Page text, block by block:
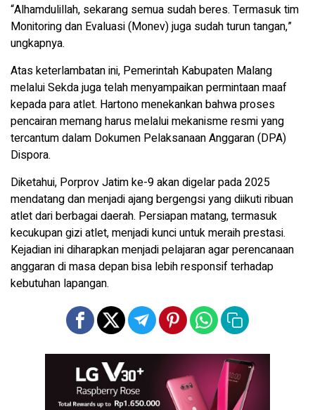
“Alhamdulillah, sekarang semua sudah beres. Termasuk tim
Monitoring dan Evaluasi (Monev) juga sudah turun tangan,”
ungkapnya.
Atas keterlambatan ini, Pemerintah Kabupaten Malang
melalui Sekda juga telah menyampaikan permintaan maaf
kepada para atlet. Hartono menekankan bahwa proses
pencairan memang harus melalui mekanisme resmi yang
tercantum dalam Dokumen Pelaksanaan Anggaran (DPA)
Dispora.
Diketahui, Porprov Jatim ke-9 akan digelar pada 2025
mendatang dan menjadi ajang bergengsi yang diikuti ribuan
atlet dari berbagai daerah. Persiapan matang, termasuk
kecukupan gizi atlet, menjadi kunci untuk meraih prestasi.
Kejadian ini diharapkan menjadi pelajaran agar perencanaan
anggaran di masa depan bisa lebih responsif terhadap
kebutuhan lapangan.